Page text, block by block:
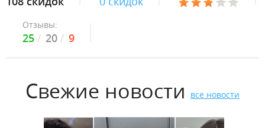
Отзывы:
25 20 9
Свежие новости все новости